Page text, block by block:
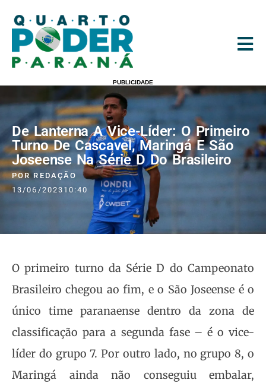
PUBLICIDADE
De Lanterna A Vice-Líder: O Primeiro
Turno De Cascavel, Maringá E São
Joseense Na Série D Do Brasileiro
POR REDAÇÃO
13/06/2023 10:40
O primeiro turno da Série D do Campeonato
Brasileiro chegou ao fim, e o São Joseense é o
único time paranaense dentro da zona de
classificação para a segunda fase – é o vice-
líder do grupo 7. Por outro lado, no grupo 8, o
Maringá ainda não conseguiu embalar,